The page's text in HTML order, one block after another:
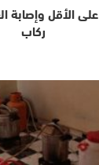
الجزائر..مصرع 25 على
ركاب